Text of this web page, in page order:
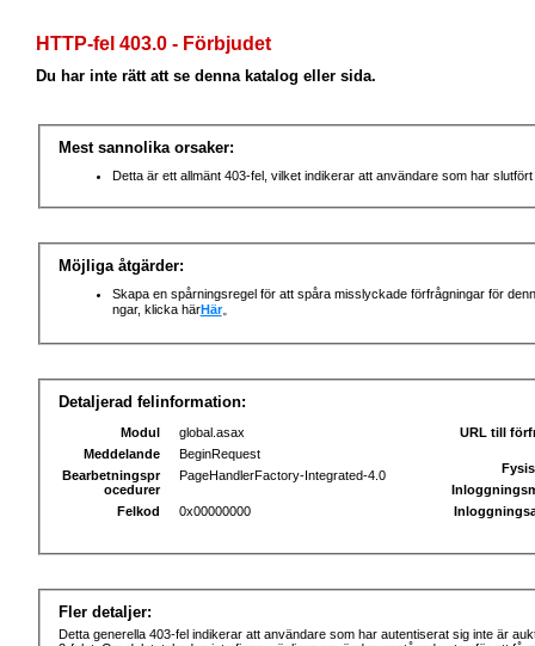
HTTP-fel 403.0 - Förbjudet
Du har inte rätt att se denna katalog eller sida.
Mest sannolika orsaker:
Detta är ett allmänt 403-fel, vilket indikerar att användare som har
Möjliga åtgärder:
Skapa en spårningsregel för att spåra misslyckade förfrågningar för
ngar, klicka härHär。
Detaljerad felinformation:
Modul
global.asax
Meddelande
BeginRequest
Bearbetningspr
ocedurer
PageHandlerFactory-Integrated-4.0
Felkod 0x00000000
URL till
Fler detaljer:
Detta generella 403-fel indikerar att användare som har autentiserat sig inte är